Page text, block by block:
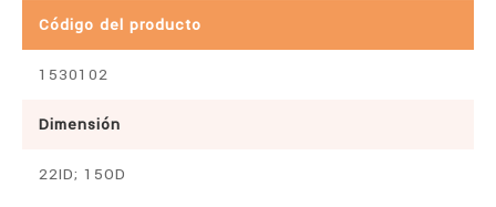
Código del producto
1530102
Dimensión
22ID; 15OD